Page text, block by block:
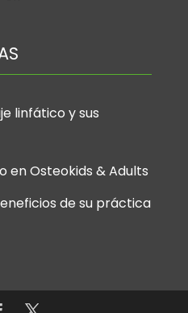
linfático y sus
en Osteokids & Adults
de su práctica